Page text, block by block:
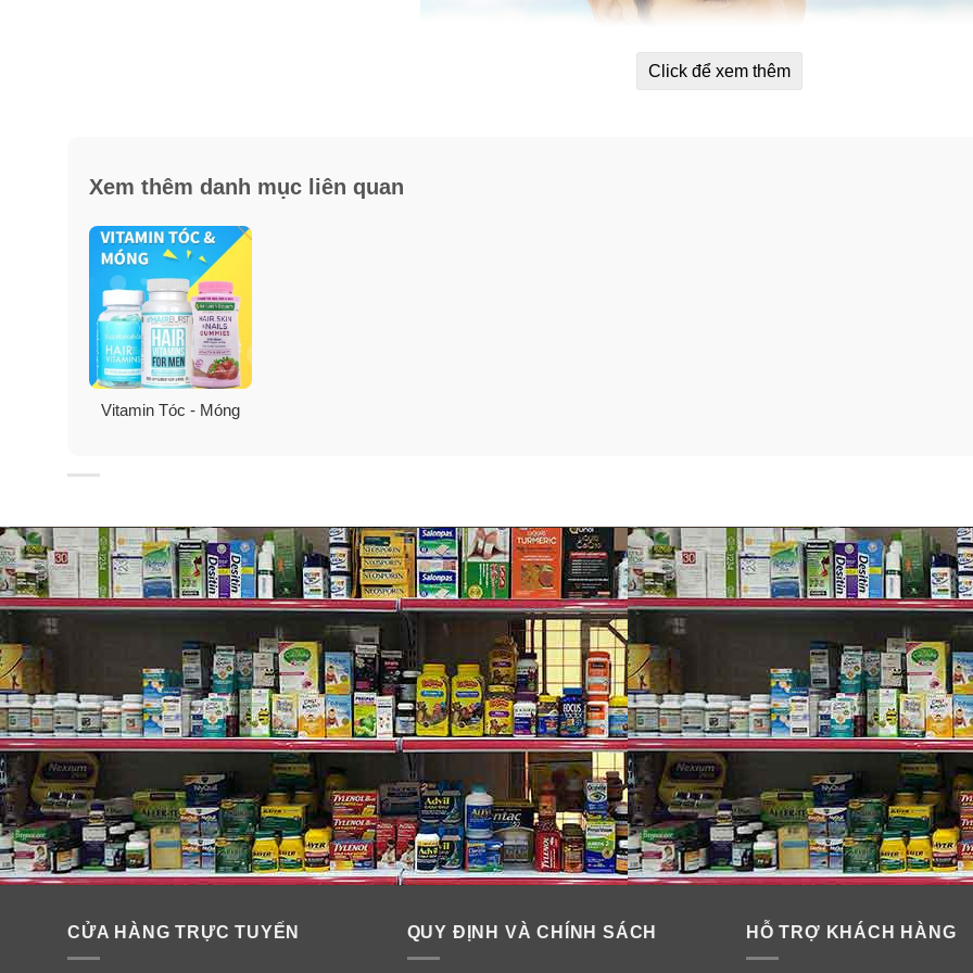
Thành phần viên uống mọc tóc chống rụng tóc cho nam HairBurst
Hairburst là một sản phẩm cao cấp với các thành phần cao cấp. Sản phẩm của Hairburst được sản xuất tại Vương
chấp thuận để đảm bảo chất lượng và sự an tâm cho người dùng. Hair Burst chỉ sử dụng các thành phần tốt, được
hiệu quả.
Click để xem thêm
Xem thêm danh mục liên quan
Vitamin Tóc - Móng
CỬA HÀNG TRỰC TUYẾN QUY ĐỊNH VÀ CHÍNH SÁCH HỖ TRỢ KHÁCH HÀNG